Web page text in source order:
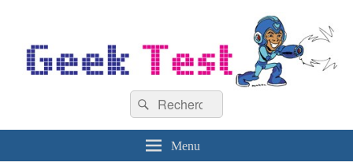
Recherche :
Rechercher
Menu